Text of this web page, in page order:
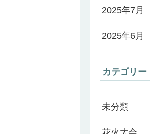
2025年7月
2025年6月
カテゴリー
未分類
花火大会